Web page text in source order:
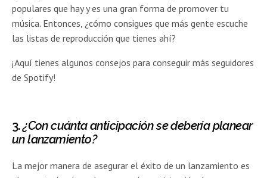
populares que hay y es una gran forma de promover tu
música. Entonces, ¿cómo consigues que más gente escuche
las listas de reproducción que tienes ahí?
¡Aquí tienes algunos consejos para conseguir más seguidores
de Spotify!
3.¿Con cuánta anticipación se debería planear
un lanzamiento?
La mejor manera de asegurar el éxito de un lanzamiento es